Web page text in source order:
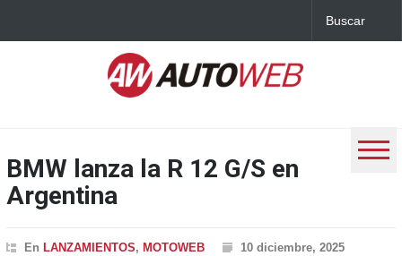
BMW lanza la R 12 G/S en
Argentina
En LANZAMIENTOS, MOTOWEB
10 diciembre, 2025